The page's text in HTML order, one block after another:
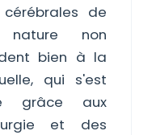
de
non
bien à la
qui s'est
grâce aux
et des